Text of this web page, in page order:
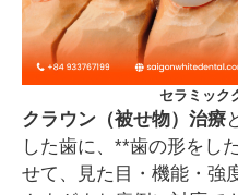
セラミック
クラウン（被せ物）治療
した歯に、**歯の形をし
せて、見た目・機能・強